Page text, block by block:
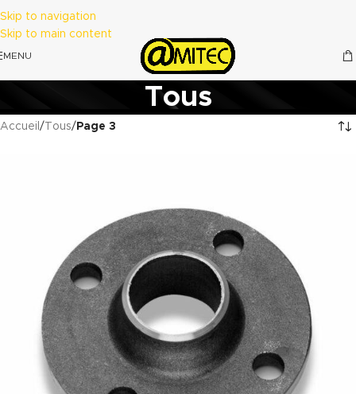
Skip to navigation
Skip to main content
MENU
Tous
Accueil / Tous/ Page 3